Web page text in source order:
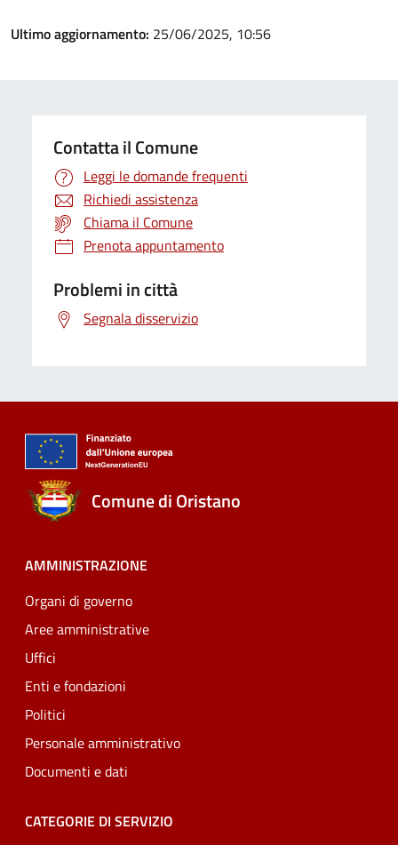
Ultimo aggiornamento: 25/06/2025, 10:56
Contatta il Comune
Leggi le domande frequenti
Richiedi assistenza
Chiama il Comune
Prenota appuntamento
Problemi in città
Segnala disservizio
Comune di Oristano
AMMINISTRAZIONE
Organi di governo
Aree amministrative
Uffici
Enti e fondazioni
Politici
Personale amministrativo
Documenti e dati
CATEGORIE DI SERVIZIO